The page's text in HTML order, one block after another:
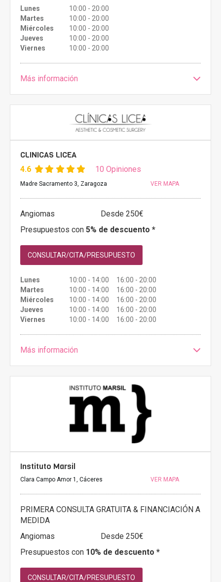
Lunes
10:00 - 20:00
Martes
10:00 - 20:00
Miércoles
10:00 - 20:00
Jueves
10:00 - 20:00
Viernes
10:00 - 20:00
Más información
CLINICAS LICEA
4.6 10 Opiniones
Madre Sacramento 3, Zaragoza VER MAPA
Angiomas
Desde 250€
Presupuestos con 5% de descuento *
CONSULTAR/CITA/PRESUPUESTO
Lunes
10:00 - 14:00 16:00 - 20:00
Martes
10:00 - 14:00 16:00 - 20:00
Miércoles
10:00 - 14:00 16:00 - 20:00
Jueves
10:00 - 14:00 16:00 - 20:00
Viernes
10:00 - 14:00 16:00 - 20:00
Más información
Instituto Marsil
Clara Campo Amor 1, Cáceres VER MAPA
PRIMERA CONSULTA GRATUITA & FINANCIACIÓN A
MEDIDA
Angiomas
Desde 250€
Presupuestos con 10% de descuento *
CONSULTAR/CITA/PRESUPUESTO